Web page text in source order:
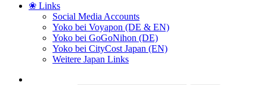
❀ Links
Social Media Accounts
Yoko bei Voyapon (DE & EN)
Yoko bei GoGoNihon (DE)
Yoko bei CityCost Japan (EN)
Weitere Japan Links